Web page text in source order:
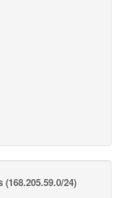
(168.205.59.0/24)